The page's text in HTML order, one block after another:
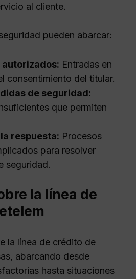
al cliente.
pueden abarcar:
autorizados: Entradas en
consentimiento del titular.
de seguridad:
que permiten
respuesta: Procesos
para resolver
seguridad.
la línea de
la línea de crédito de
abarcando desde
hasta situaciones